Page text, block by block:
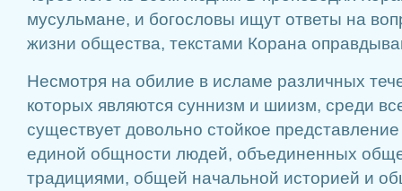
мусульмане, и богословы ищут ответы на
жизни общества, текстами Корана
Несмотря на обилие в исламе различных
которых являются суннизм и шиизм, среди
существует довольно стойкое
единой общности людей, объединенных
традициями, общей начальной историей и